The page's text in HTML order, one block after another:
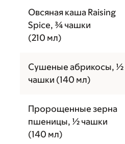
Овсяная каша Raising
Spice, ¾ чашки
(210 мл)
Сушеные абрикосы, ½
чашки (140 мл)
Пророщенные зерна
пшеницы, ½ чашки
(140 мл)